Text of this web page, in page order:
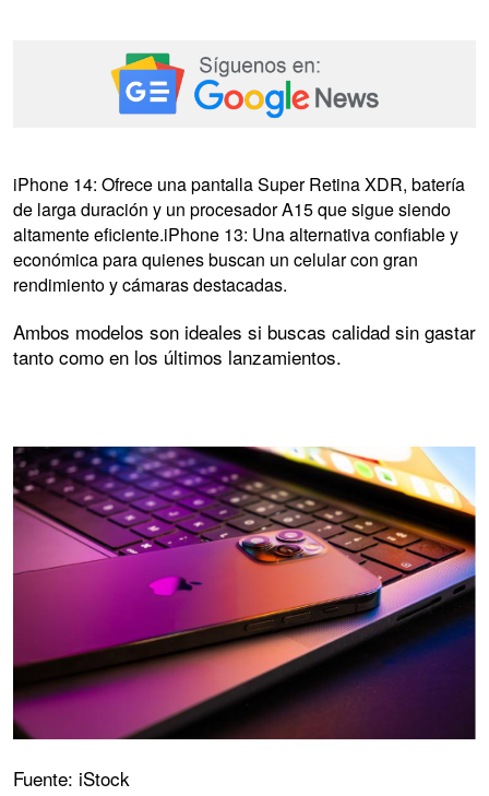
iPhone 14: Ofrece una pantalla Super Retina XDR, batería
de larga duración y un procesador A15 que sigue siendo
altamente eficiente.iPhone 13: Una alternativa confiable y
económica para quienes buscan un celular con gran
rendimiento y cámaras destacadas.
Ambos modelos son ideales si buscas calidad sin gastar
tanto como en los últimos lanzamientos.
Fuente: iStock